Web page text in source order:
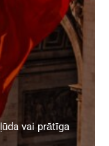
vai prātīga